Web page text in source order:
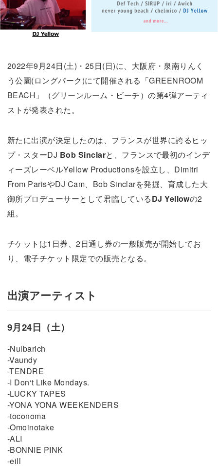
2022年9月24日(土)・25日(日)に、大阪府・泉南りんく
う公園(ロングパーク)にて開催される「GREENROOM
BEACH」（グリーンルーム・ビーチ）の第4弾アーティ
ストが発表された。
新たに出演が決定したのは、フランスが世界に誇るヒッ
プ・スターDJ Bob Sinclarと、フランスで最初のインデ
ィーズレーベルYellow Productionsを設立し、Dimitri
From ParisやDJ Cam、Bob Sinclarを発掘、育成した大
御所プロデューサーとして君臨しているDJ Yellowの2
組。
チケットは1日券、2日通し券の一般販売が開始してお
り、電子チケット限定での販売となる。
出演アーティスト
9月24日（土）
-Nulbarich
-Vaundy
-TENDRE
-I Don‘t Like Mondays.
-LUCKY TAPES
-YONA YONA WEEKENDERS
-toconoma
-Omoinotake
-ALI
-BONNIE PINK
-eill